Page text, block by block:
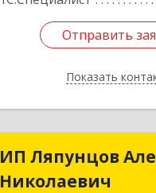
Отправить
Показать
Отправить
Назад
ИП Ляпунцов
Николаевич
ИП